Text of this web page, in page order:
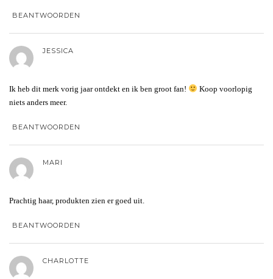
BEANTWOORDEN
JESSICA
Ik heb dit merk vorig jaar ontdekt en ik ben groot fan!
Koop voorlopig
niets anders meer.
BEANTWOORDEN
MARI
Prachtig haar, produkten zien er goed uit.
BEANTWOORDEN
CHARLOTTE